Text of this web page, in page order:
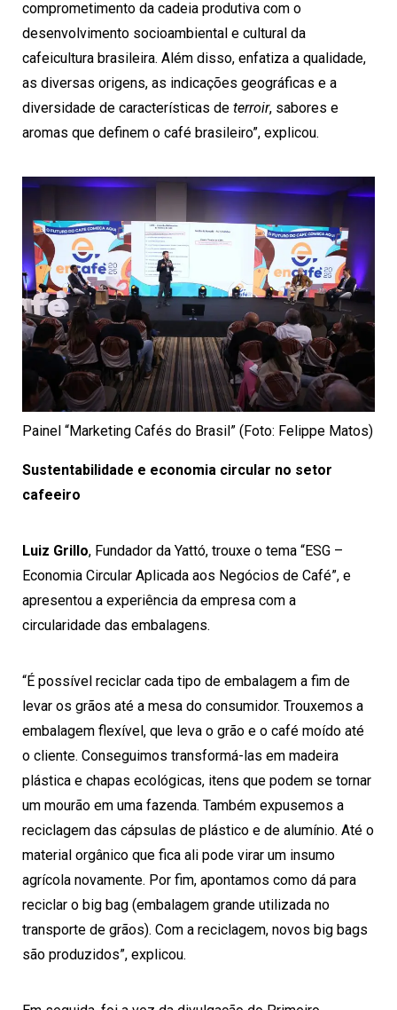
comprometimento da cadeia produtiva com o
desenvolvimento socioambiental e cultural da
cafeicultura brasileira. Além disso, enfatiza a qualidade,
as diversas origens, as indicações geográficas e a
diversidade de características de terroir, sabores e
aromas que definem o café brasileiro”, explicou.
Painel “Marketing Cafés do Brasil” (Foto: Felippe Matos)
Sustentabilidade e economia circular no setor
cafeeiro
Luiz Grillo, Fundador da Yattó, trouxe o tema “ESG –
Economia Circular Aplicada aos Negócios de Café”, e
apresentou a experiência da empresa com a
circularidade das embalagens.
“É possível reciclar cada tipo de embalagem a fim de
levar os grãos até a mesa do consumidor. Trouxemos a
embalagem flexível, que leva o grão e o café moído até
o cliente. Conseguimos transformá-las em madeira
plástica e chapas ecológicas, itens que podem se tornar
um mourão em uma fazenda. Também expusemos a
reciclagem das cápsulas de plástico e de alumínio. Até o
material orgânico que fica ali pode virar um insumo
agrícola novamente. Por fim, apontamos como dá para
reciclar o big bag (embalagem grande utilizada no
transporte de grãos). Com a reciclagem, novos big bags
são produzidos”, explicou.